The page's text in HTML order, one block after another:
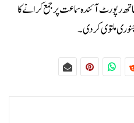
رپورٹ آئندہ سماعت پر جمع کرانے کا